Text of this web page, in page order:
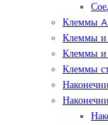
Клеммы
Клеммы и
Клеммы и
Клеммы